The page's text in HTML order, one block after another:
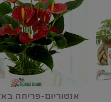
אנטוריום-פריחה